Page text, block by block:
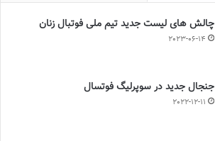
چالش هاى ليست جدید تيم ملى فوتبال زنان
2023-06-14
جنجال جدید در سوپرلیگ فوتسال
2022-12-11